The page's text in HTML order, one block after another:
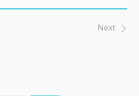
Next